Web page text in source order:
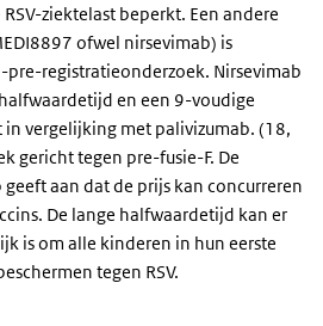
ziektelast beperkt. Een andere
ofwel nirsevimab) is
pre-registratieonderzoek. Nirsevimab
en een 9-voudige
vergelijking met palivizumab. (18,
gericht tegen pre-fusie-F. De
aan dat de prijs kan concurreren
De lange halfwaardetijd kan er
is om alle kinderen in hun eerste
tegen RSV.